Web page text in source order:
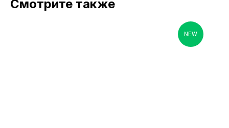
Смотрите также
NEW